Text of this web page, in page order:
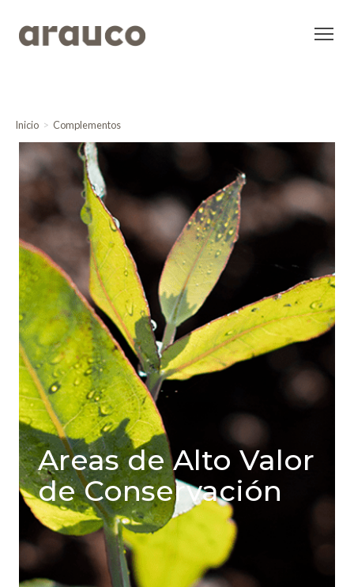
Inicio Complementos
Areas de Alto Valor
de Conservación